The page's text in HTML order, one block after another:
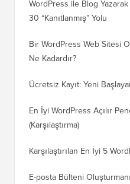
WordPress ile Blog
30 “Kanıtlanmış” Yolu
Bir WordPress Web Sitesi
Ne Kadardır?
Ücretsiz Kayıt: Yeni
En İyi WordPress Açılır
(Karşılaştırma)
Karşılaştırılan En İyi 5
E-posta Bülteni